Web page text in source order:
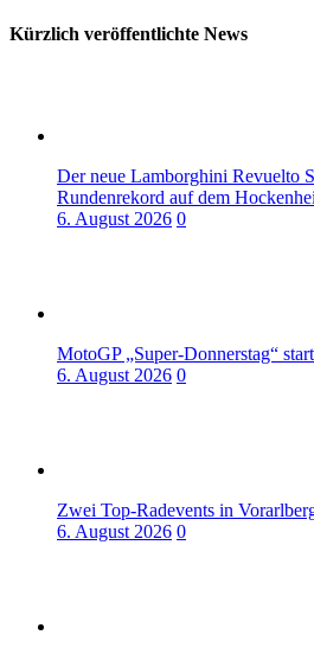
Kürzlich veröffentlichte News
Der neue Lamborghini Revuelto
Rundenrekord auf dem
6. August 2026 0
MotoGP „Super-Donnerstag“
6. August 2026 0
Zwei Top-Radevents in
6. August 2026 0